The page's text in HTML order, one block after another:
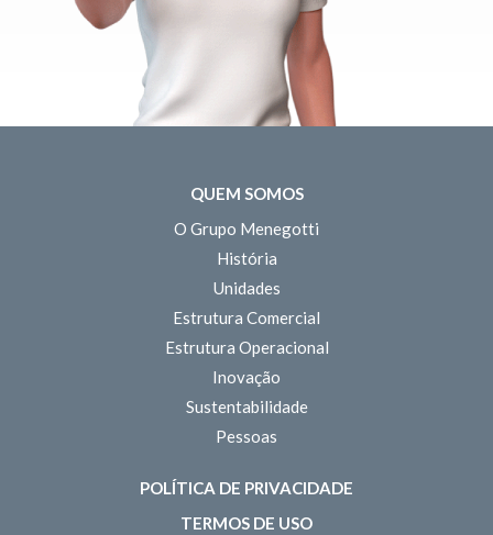
QUEM SOMOS
O Grupo Menegotti
História
Unidades
Estrutura Comercial
Estrutura Operacional
Inovação
Sustentabilidade
Pessoas
POLÍTICA DE PRIVACIDADE
TERMOS DE USO